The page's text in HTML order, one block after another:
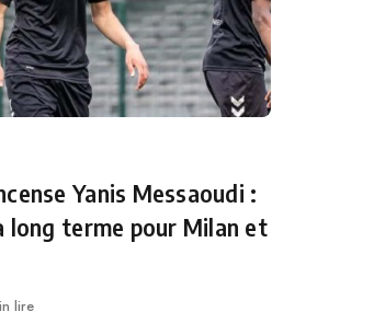
Yanis Messaoudi :
long terme pour Milan et
lire